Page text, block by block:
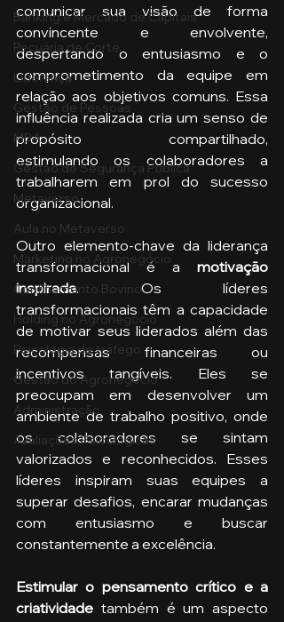
Banking e Mercado de Capitais
Pecuária de Corte
Liderança
Gestão de Pessoas
MBA
Gestão de Segurança Publica
Metaverso
Aula no Metaverso
Marketing no Agronegócio
Confinamento Bovino
Holding no Agronegócio
Psicologia de tráfego
Gestão do Agronegócio
Administração
Avaliações Psicológicas
comunicar sua visão de forma
convincente e envolvente,
despertando o entusiasmo e o
comprometimento da equipe em
relação aos objetivos comuns. Essa
influência realizada cria um senso de
propósito compartilhado,
estimulando os colaboradores a
trabalharem em prol do sucesso
organizacional.
Outro elemento-chave da liderança
transformacional é a motivação
inspirada. Os líderes
transformacionais têm a capacidade
de motivar seus liderados além das
recompensas financeiras ou
incentivos tangíveis. Eles se
preocupam em desenvolver um
ambiente de trabalho positivo, onde
os colaboradores se sintam
valorizados e reconhecidos. Esses
líderes inspiram suas equipes a
superar desafios, encarar mudanças
com entusiasmo e buscar
constantemente a excelência.
Estimular o pensamento crítico e a
criatividade também é um aspecto